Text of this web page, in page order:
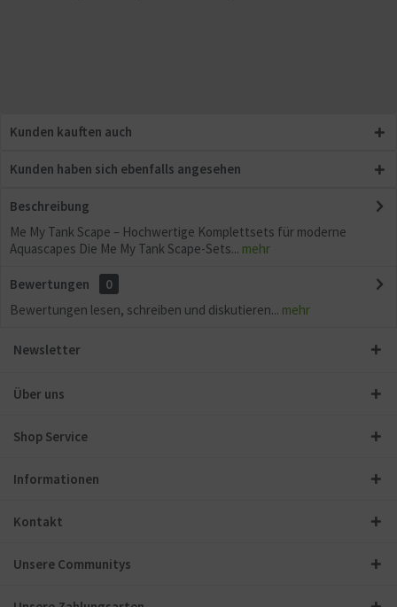
Kunden kauften auch
Kunden haben sich ebenfalls angesehen
Beschreibung
Me My Tank Scape – Hochwertige Komplettsets für moderne
Aquascapes Die Me My Tank Scape-Sets... mehr
Bewertungen
0
Bewertungen lesen, schreiben und diskutieren... mehr
Newsletter
Über uns
Shop Service
Informationen
Kontakt
Unsere Communitys